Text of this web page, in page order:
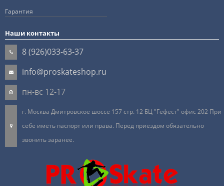
Гарантия
Наши контакты
8 (926)033-63-37
info@proskateshop.ru
пн-вс 12-17
г. Москва Дмитровское шоссе 157 стр. 12 БЦ "Гефест" офис 202 При
себе иметь паспорт или права. Перед приездом обязательно
звонить заранее.